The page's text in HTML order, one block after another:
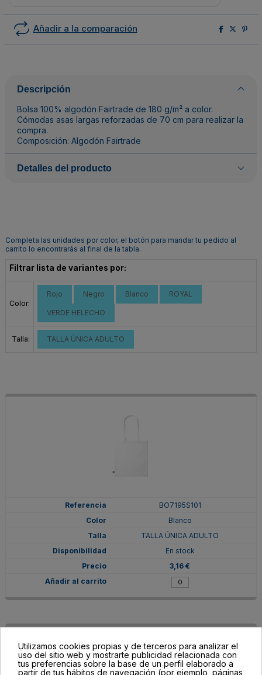
Añadir a la comparación
Descripción
Bolsa 100% algodón Fairtrade de 180 g/m² a color.
Cómodas asas largas reforzadas de 70 cm para realizar la
compra.
Composición: Algodón Fairtrade
Detalles del producto
Completa las unidades por color, el botón para mandar tu pedido al
carrito lo encontrarás al final de la tabla.
Filtrar lista de variantes por:
Color:
Rojo Negro Blanco ROYAL
VERDE HELECHO
Talla: TALLA ÚNICA ADULTO
BO7195S101
Blanco
TALLA ÚNICA ADULTO
En stock
3,16 €
Utilizamos cookies propias y de terceros para analizar el
uso del sitio web y mostrarte publicidad relacionada con
tus preferencias sobre la base de un perfil elaborado a
partir de tus hábitos de navegación (por ejemplo, páginas